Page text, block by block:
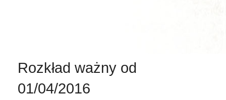
Rozkład ważny od